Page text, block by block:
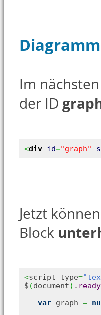
Im
der ID
<div id="graph"
Jetzt
Block
<script type=
$ (document) . ready
var graph =